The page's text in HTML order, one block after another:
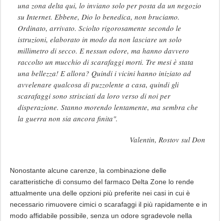
una zona delta qui, lo inviano solo per posta da un negozio
su Internet. Ebbene, Dio lo benedica, non bruciamo.
Ordinato, arrivato. Sciolto rigorosamente secondo le
istruzioni, elaborato in modo da non lasciare un solo
millimetro di secco. E nessun odore, ma hanno davvero
raccolto un mucchio di scarafaggi morti. Tre mesi è stata
una bellezza! E allora? Quindi i vicini hanno iniziato ad
avvelenare qualcosa di puzzolente a casa, quindi gli
scarafaggi sono strisciati da loro verso di noi per
disperazione. Stanno morendo lentamente, ma sembra che
la guerra non sia ancora finita".
Valentin, Rostov sul Don
Nonostante alcune carenze, la combinazione delle
caratteristiche di consumo del farmaco Delta Zone lo rende
attualmente una delle opzioni più preferite nei casi in cui è
necessario rimuovere cimici o scarafaggi il più rapidamente e in
modo affidabile possibile, senza un odore sgradevole nella